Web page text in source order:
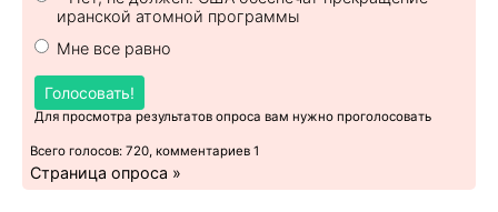
иранской атомной программы
Мне все равно
Голосовать!
Для просмотра результатов опроса вам нужно проголосовать
Всего голосов: 720, комментариев 1
Страница опроса »